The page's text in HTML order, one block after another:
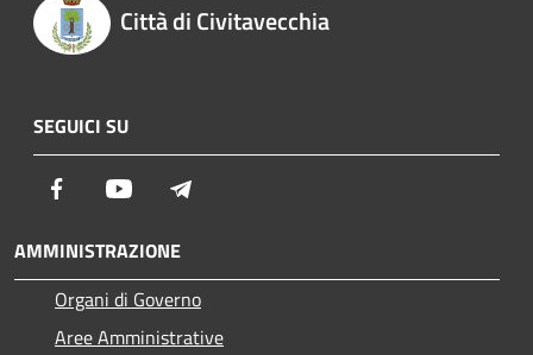
Città di Civitavecchia
SEGUICI SU
Facebook Youtube
AMMINISTRAZIONE
Organi di Governo
Aree Amministrative